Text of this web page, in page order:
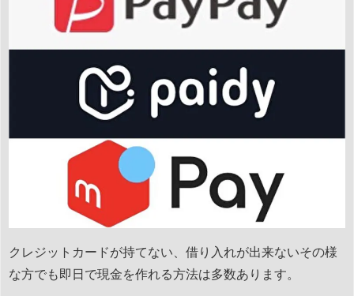
クレジットカードが持てない、借り入れが出来ないその様
な方でも即日で現金を作れる方法は多数あります。